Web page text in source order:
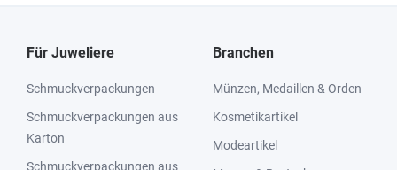
Für Juweliere
Schmuckverpackungen
Schmuckverpackungen aus
Karton
Schmuckverpackungen aus
Branchen
Münzen, Medaillen & Orden
Kosmetikartikel
Modeartikel